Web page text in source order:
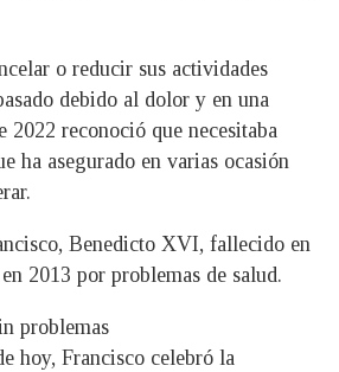
o reducir sus actividades
debido al dolor y en una
2022 reconoció que necesitaba
ha asegurado en varias ocasión
Benedicto XVI, fallecido en
2013 por problemas de salud.
problemas
hoy, Francisco celebró la